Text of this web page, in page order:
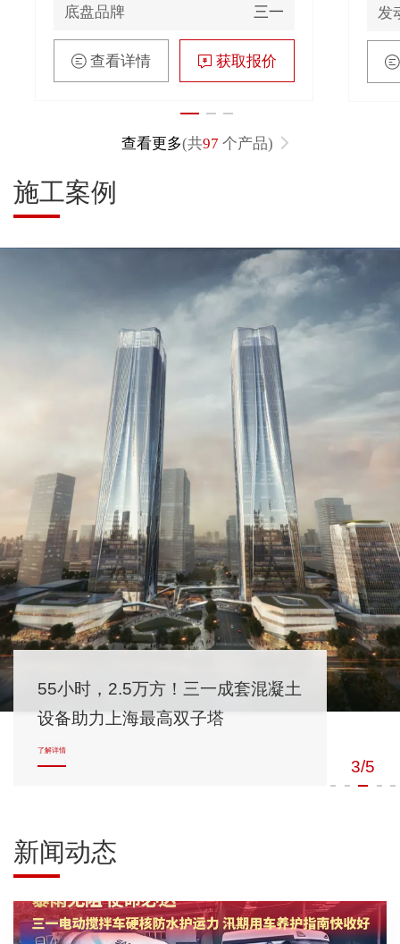
底盘品牌 三一
查看详情 获取报价
发
查看更多(共97 个产品)
施工案例
55小时，2.5万方！三一成套混凝土
设备助力上海最高双子塔
了解详情
3/5
新闻动态